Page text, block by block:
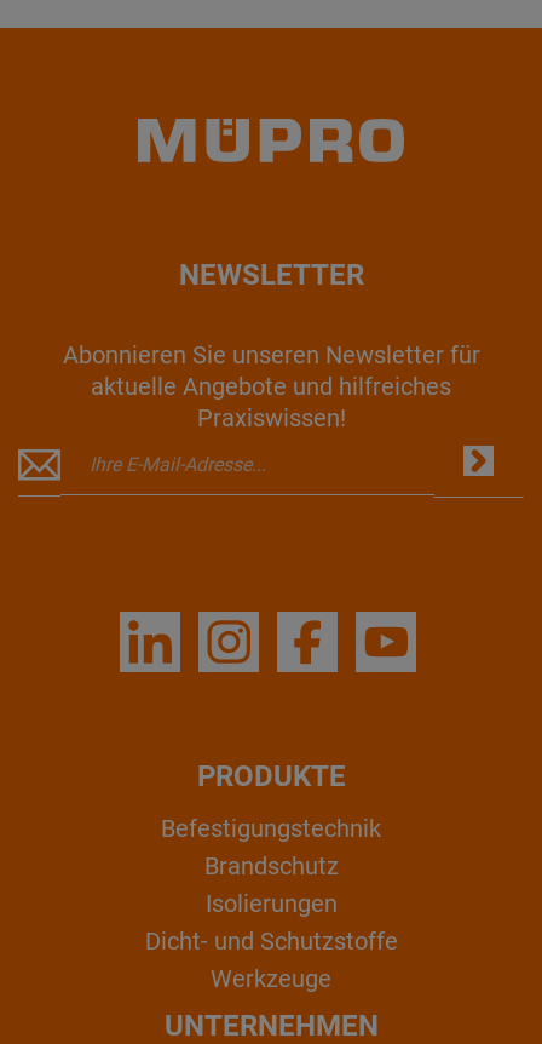
NEWSLETTER
Abonnieren Sie unseren Newsletter für
aktuelle Angebote und hilfreiches
Praxiswissen!
PRODUKTE
Befestigungstechnik
Brandschutz
Isolierungen
Dicht- und Schutzstoffe
Werkzeuge
UNTERNEHMEN